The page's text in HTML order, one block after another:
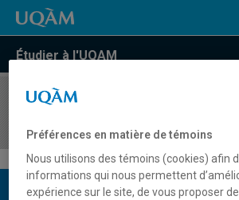
Étudier à l'UQAM
COURS//
Description du cours
Préférences en matière de témoins
Nous utilisons des témoins (cookies) afin
informations qui nous permettent
expérience sur le site, de vous proposer